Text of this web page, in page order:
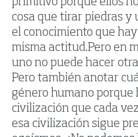
cosa que tirar piedras y
el conocimiento que
misma actitud.Pero en
uno no puede hacer
Pero también anotar
género humano porque
civilización que cada
esa civilización sigue